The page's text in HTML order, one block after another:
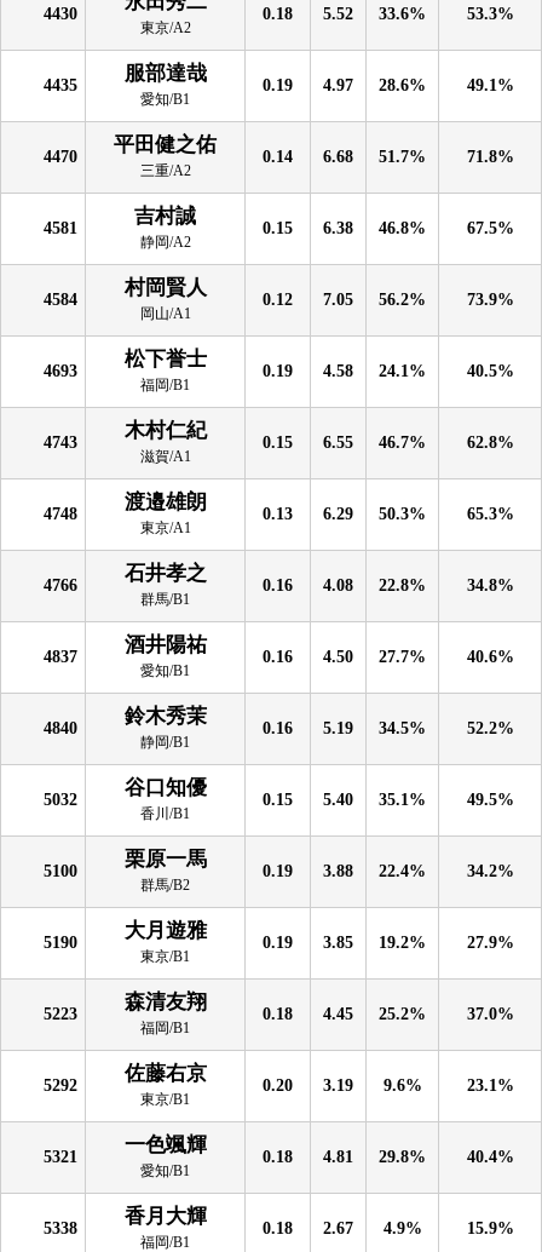
4430
東京/A2
0.18 5.52 33.6% 53.3%
4435 服部達哉
愛知/B1
0.19 4.97 28.6% 49.1%
4470 平田健之佑
三重/A2
0.14 6.68 51.7% 71.8%
4581 吉村誠
静岡/A2
0.15 6.38 46.8% 67.5%
4584 村岡賢人
岡山/A1
0.12 7.05 56.2% 73.9%
4693 松下誉士
福岡/B1
0.19 4.58 24.1% 40.5%
4743 木村仁紀
滋賀/A1
0.15 6.55 46.7% 62.8%
4748 渡邉雄朗
東京/A1
0.13 6.29 50.3% 65.3%
4766 石井孝之
群馬/B1
0.16 4.08 22.8% 34.8%
4837 酒井陽祐
愛知/B1
0.16 4.50 27.7% 40.6%
4840 鈴木秀茉
静岡/B1
0.16 5.19 34.5% 52.2%
5032 谷口知優
香川/B1
0.15 5.40 35.1% 49.5%
5100 栗原一馬
群馬/B2
0.19 3.88 22.4% 34.2%
5190 大月遊雅
東京/B1
0.19 3.85 19.2% 27.9%
5223 森清友翔
福岡/B1
0.18 4.45 25.2% 37.0%
5292 佐藤右京
東京/B1
0.20 3.19 9.6% 23.1%
5321 一色颯輝
愛知/B1
0.18 4.81 29.8% 40.4%
5338 香月大輝
福岡/B1
0.18 2.67 4.9% 15.9%